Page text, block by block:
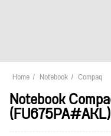
Home Notebook Compaq
Notebook
(FU675PA#AKL)